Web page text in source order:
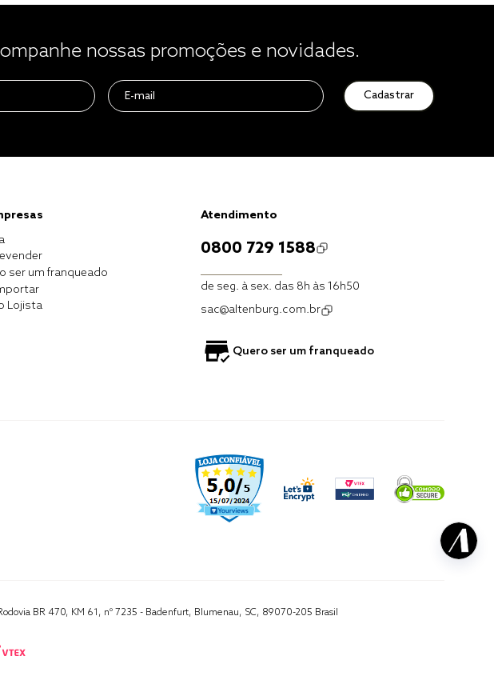
nossas promoções e novidades.
Cadastrar
ser um franqueado
Lojista
Atendimento
0800 729 1588
de seg. à sex. das 8h às 16h50
sac@altenburg.com.br
Quero ser um franqueado
BR 470, KM 61, nº 7235 - Badenfurt, Blumenau, SC, 89070-205 Brasil